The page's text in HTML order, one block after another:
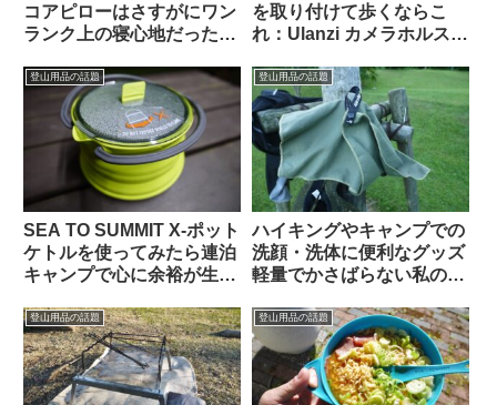
コアピローはさすがにワン
ランク上の寝心地だった
は…】
を取り付けて歩くならこ
れ：Ulanzi カメラホルスタ
登山用品の話題
SEA TO SUMMIT X-ポット
ケトルを使ってみたら連泊
キャンプで心に余裕が生ま
登山用品の話題
ハイキングやキャンプでの
洗顔・洗体に便利なグッズ
軽量でかさばらない私の必
登山用品の話題 登山用品の話題